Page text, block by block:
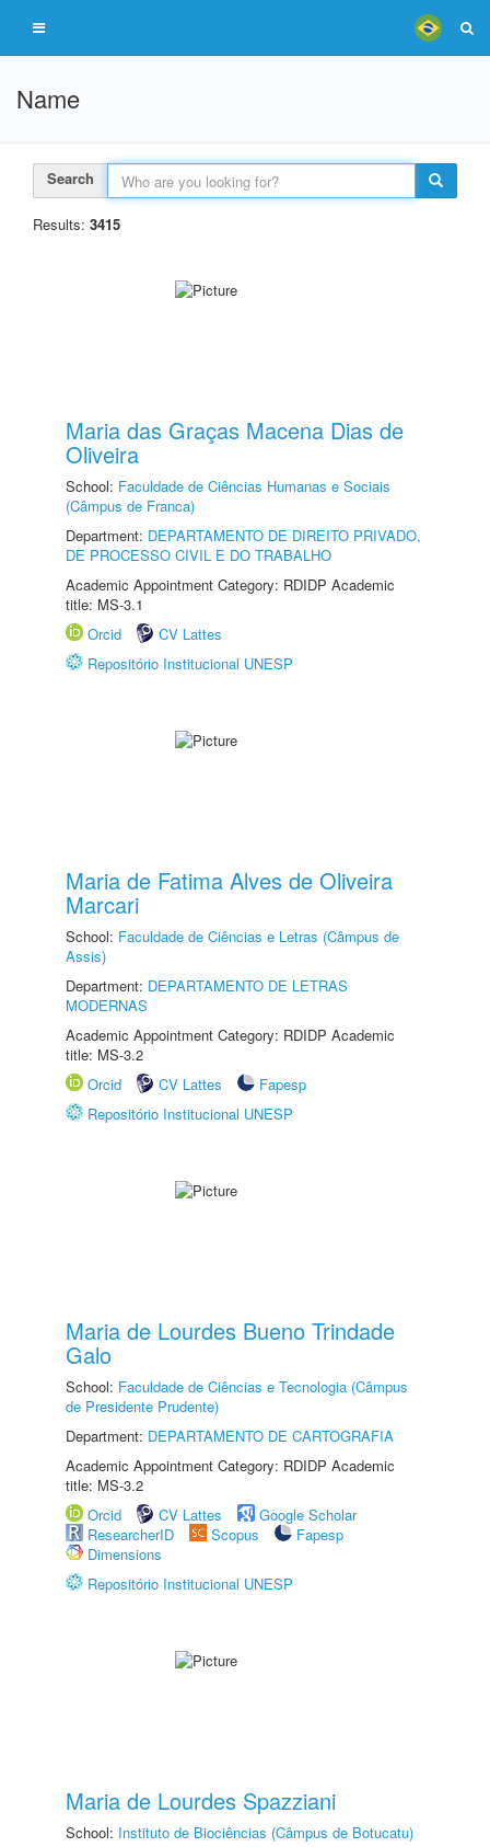
Name
Search
Results: 3415
Maria das Graças Macena Dias de
Oliveira
School: Faculdade de Ciências Humanas e Sociais
(Câmpus de Franca)
Department: DEPARTAMENTO DE DIREITO PRIVADO,
DE PROCESSO CIVIL E DO TRABALHO
Academic Appointment Category: RDIDP Academic
title: MS-3.1
Orcid
CV Lattes
Repositório Institucional UNESP
Maria de Fatima Alves de Oliveira
Marcari
School: Faculdade de Ciências e Letras (Câmpus de
Assis)
Department: DEPARTAMENTO DE LETRAS
MODERNAS
Academic Appointment Category: RDIDP Academic
title: MS-3.2
Orcid
CV Lattes
Fapesp
Repositório Institucional UNESP
Maria de Lourdes Bueno Trindade
Galo
School: Faculdade de Ciências e Tecnologia (Câmpus
de Presidente Prudente)
Department: DEPARTAMENTO DE CARTOGRAFIA
Academic Appointment Category: RDIDP Academic
title: MS-3.2
Orcid
CV Lattes
Google Scholar
ResearcherID
Scopus
Fapesp
Dimensions
Repositório Institucional UNESP
Maria de Lourdes Spazziani
School: Instituto de Biociências (Câmpus de Botucatu)